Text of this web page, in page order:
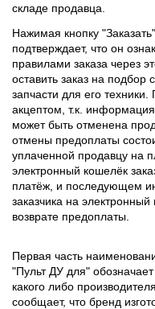
складе продавца.
Нажимая кнопку
подтверждает, что он
правилами заказа через
оставить заказ на подбор
запчасти для его
акцептом, т.к.
может быть отменена
отмены предоплаты
уплаченной продавцу на
электронный кошелёк
платёж, и последующем
заказчика на
возврате предоплаты.
Первая часть
"Пульт ДУ для"
какого либо
сообщает, что бренд